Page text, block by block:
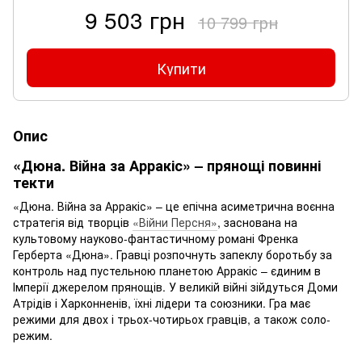
9 503 грн 10 799 грн
Купити
Опис
«Дюна. Війна за Арракіс» – прянощі повинні
текти
«Дюна. Війна за Арракіс» – це епічна асиметрична воєнна
стратегія від творців «Війни Персня», заснована на
культовому науково-фантастичному романі Френка
Герберта «Дюна». Гравці розпочнуть запеклу боротьбу за
контроль над пустельною планетою Арракіс – єдиним в
Імперії джерелом прянощів. У великій війні зійдуться Доми
Атрідів і Харконненів, їхні лідери та союзники. Гра має
режими для двох і трьох-чотирьох гравців, а також соло-
режим.